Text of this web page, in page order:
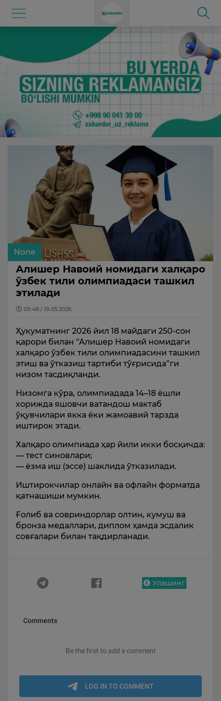
None
Алишер Навоий номидаги халқаро
ўзбек тили олимпиадаси ташкил
этилади
09:48 / 19.05.2026
Ҳукуматнинг 2026 йил 18 майдаги 250-сон
қарори билан “Алишер Навоий номидаги
халқаро ўзбек тили олимпиадасини ташкил
этиш ва ўтказиш тартиби тўғрисида”ги
низом тасдиқланди.
Низомга кўра, олимпиадада 14–18 ёшли
хорижда яшовчи ватандош мактаб
ўқувчилари якка ёки жамоавий тарзда
иштирок этади.
Халқаро олимпиада ҳар йили икки босқичда:
— тест синовлари;
— ёзма иш (эссе) шаклида ўтказилади.
Иштирокчилар онлайн ва офлайн форматда
қатнашиши мумкин.
Ғолиб ва совриндорлар олтин, кумуш ва
бронза медаллари, диплом ҳамда эсдалик
совғалари билан тақдирланади.
Улашинг